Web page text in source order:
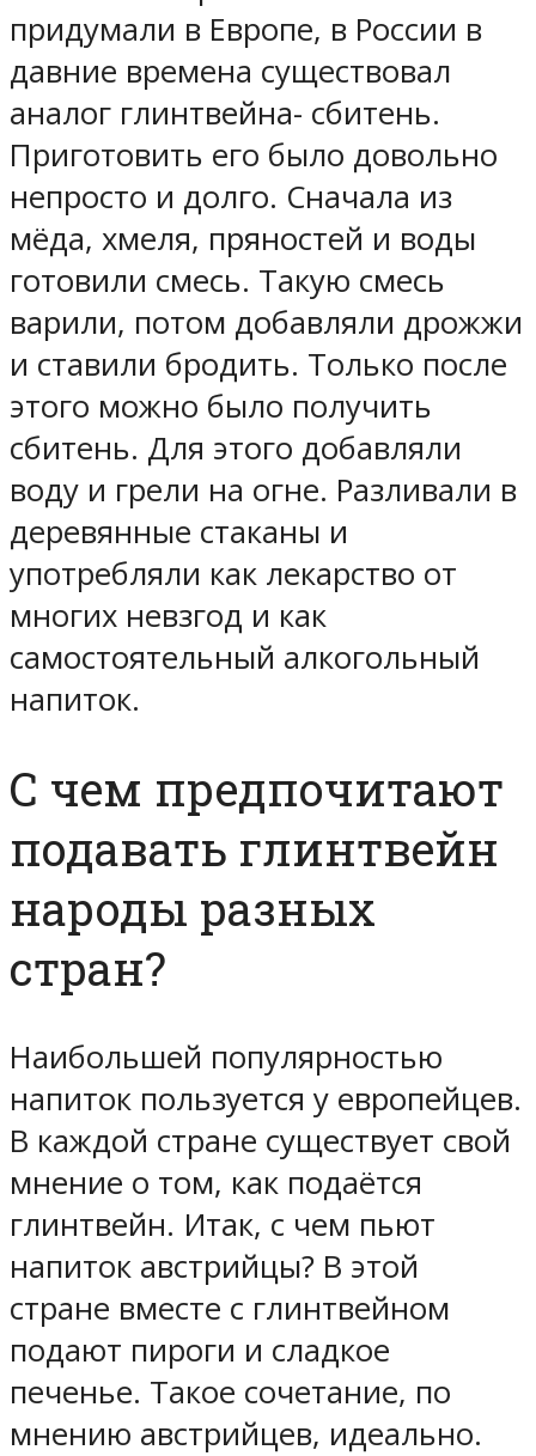
придумали в Европе, в России в
давние времена существовал
аналог глинтвейна- сбитень.
Приготовить его было довольно
непросто и долго. Сначала из
мёда, хмеля, пряностей и воды
готовили смесь. Такую смесь
варили, потом добавляли дрожжи
и ставили бродить. Только после
этого можно было получить
сбитень. Для этого добавляли
воду и грели на огне. Разливали в
деревянные стаканы и
употребляли как лекарство от
многих невзгод и как
самостоятельный алкогольный
напиток.
С чем предпочитают
подавать глинтвейн
народы разных
стран?
Наибольшей популярностью
напиток пользуется у европейцев.
В каждой стране существует свой
мнение о том, как подаётся
глинтвейн. Итак, с чем пьют
напиток австрийцы? В этой
стране вместе с глинтвейном
подают пироги и сладкое
печенье. Такое сочетание, по
мнению австрийцев, идеально.